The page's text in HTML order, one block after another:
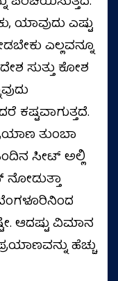
ಯಾವುದು ಎಷ್ಟು
ಎಲ್ಲವನ್ನೂ
ಸುತ್ತು ಕೋಶ
ಕಷ್ಟವಾಗುತ್ತದೆ.
ತುಂಬಾ
ಸೀಟ್ ಅಲ್ಲಿ
ನೋಡುತ್ತಾ
ಆದಷ್ಟು ವಿಮಾನ
ಹೆಚ್ಚು